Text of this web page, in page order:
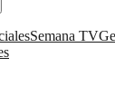
Semana TV